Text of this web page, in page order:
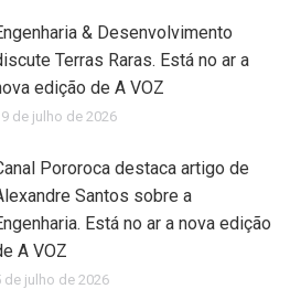
& Desenvolvimento
Terras Raras. Está no ar a
edição de A VOZ
de julho de 2026
Pororoca destaca artigo de
Santos sobre a
Está no ar a nova edição
A VOZ
de julho de 2026